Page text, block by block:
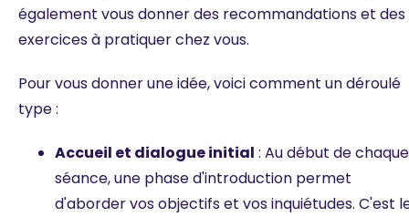
également vous donner des recommandations et des
exercices à pratiquer chez vous.
Pour vous donner une idée, voici comment un déroulé
type :
Accueil et dialogue initial : Au début de chaque
séance, une phase d'introduction permet
d'aborder vos objectifs et vos inquiétudes. C'est